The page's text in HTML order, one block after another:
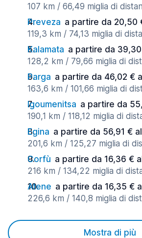
107 km / 66,49 miglia di
Preveza a partire da 20,50
119,3 km / 74,13 miglia di
Kalamata a partire da
128,2 km / 79,66 miglia di
Parga a partire da 46,02 €
163,6 km / 101,66 miglia di
Igoumenitsa a partire da
190,1 km / 118,12 miglia di
Egina a partire da 56,91 €
201,6 km / 125,27 miglia di
Corfù a partire da 16,36 €
216 km / 134,22 miglia di
Atene a partire da 16,35 €
226,6 km / 140,8 miglia di
Mostra di più